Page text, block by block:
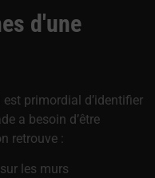
d'une
primordial d’identifier
a besoin d’être
retrouve :
les murs